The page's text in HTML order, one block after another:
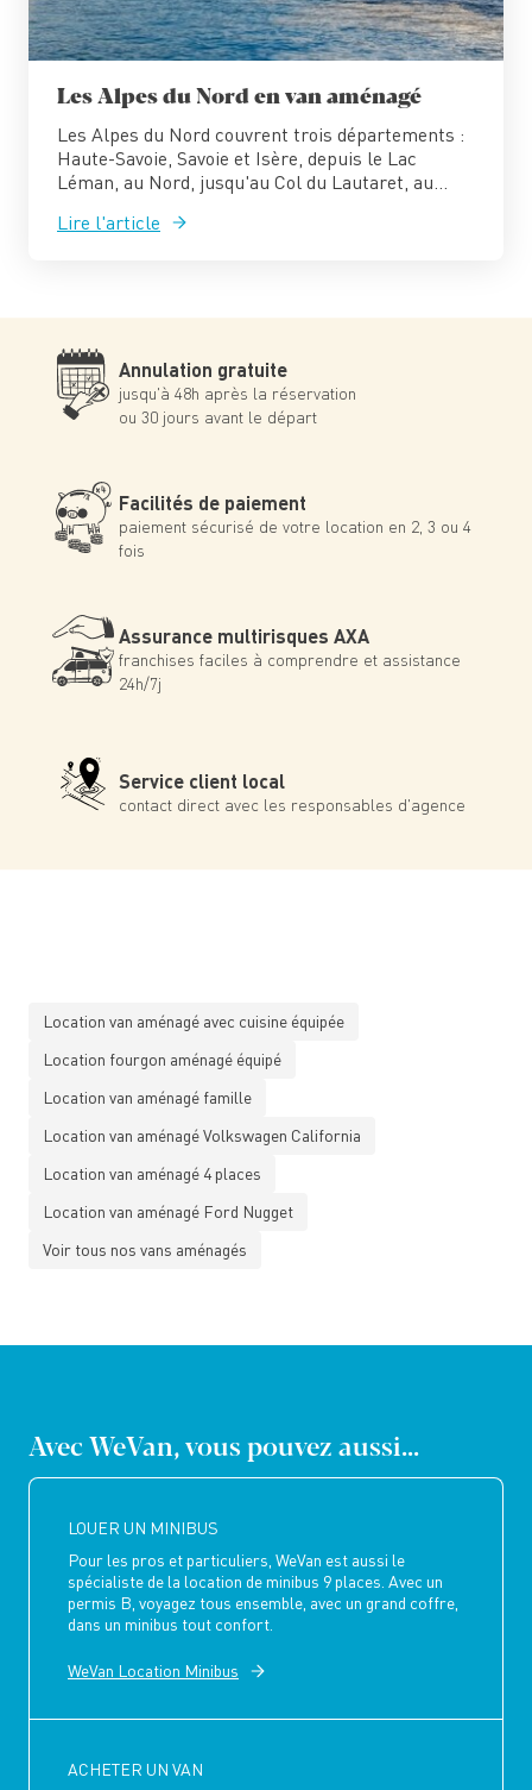
Les Alpes du Nord en van aménagé
Les Alpes du Nord couvrent trois départements :
Haute-Savoie, Savoie et Isère, depuis le Lac
Léman, au Nord, jusqu'au Col du Lautaret, au...
Lire l'article
Annulation gratuite
jusqu'à 48h après la réservation
ou 30 jours avant le départ
Facilités de paiement
paiement sécurisé de votre location en 2, 3 ou 4
fois
Assurance multirisques AXA
franchises faciles à comprendre et assistance
24h/7j
Service client local
contact direct avec les responsables d'agence
Location van aménagé avec cuisine équipée
Location fourgon aménagé équipé
Location van aménagé famille
Location van aménagé Volkswagen California
Location van aménagé 4 places
Location van aménagé Ford Nugget
Voir tous nos vans aménagés
Avec WeVan, vous pouvez aussi...
LOUER UN MINIBUS
Pour les pros et particuliers, WeVan est aussi le
spécialiste de la location de minibus 9 places. Avec un
permis B, voyagez tous ensemble, avec un grand coffre,
dans un minibus tout confort.
WeVan Location Minibus
ACHETER UN VAN